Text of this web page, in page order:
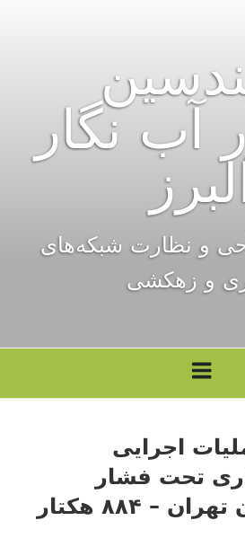
آب نگار
و نظارت شبکه‌های
و زهکشی
اجرایی
تحت فشار
– ۸۸۴ هکتار